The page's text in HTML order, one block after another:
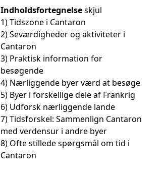
Indholdsfortegnelseskjul
1)Tidszone i Cantaron
2)Seværdigheder og aktiviteter i
Cantaron
3) Praktisk information for
besøgende
4) Nærliggende byer værd at besøge
5) Byer i forskellige dele af Frankrig
6) Udforsk nærliggende lande
7)Tidsforskel: Sammenlign Cantaron
med verdensur i andre byer
8) Ofte stillede spørgsmål om tid i
Cantaron